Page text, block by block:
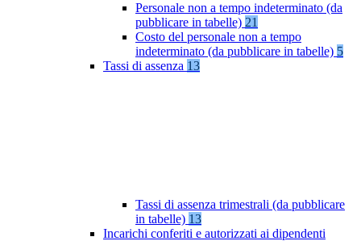
Personale non a tempo indeterminato (da
pubblicare in tabelle) 21
Costo del personale non a tempo
indeterminato (da pubblicare in tabelle) 5
Tassi di assenza 13
Tassi di assenza trimestrali (da pubblicare
in tabelle) 13
Incarichi conferiti e autorizzati ai dipendenti